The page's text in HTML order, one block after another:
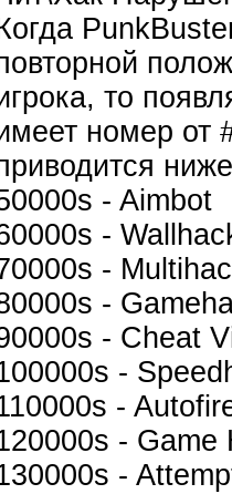
то
номер от
- Aimbot
-
-
-
- Cheat
-
-
- Game
-